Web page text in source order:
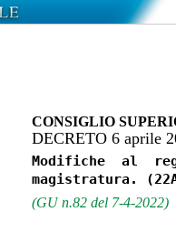
CONSIGLIO
DECRETO 6 aprile
Modifiche  al
(GU n.82 del 7-4-2022)